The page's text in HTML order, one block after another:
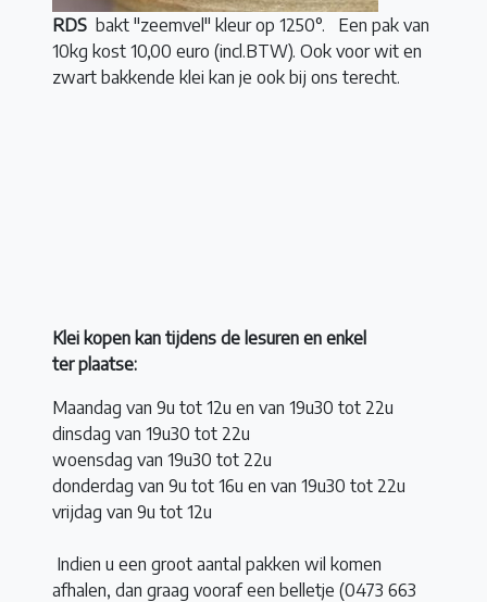
RDS bakt "zeemvel" kleur op 1250°. Een pak van
10kg kost 10,00 euro (incl.BTW). Ook voor wit en
zwart bakkende klei kan je ook bij ons terecht.
Klei kopen kan tijdens de lesuren en enkel
ter plaatse:
Maandag van 9u tot 12u en van 19u30 tot 22u
dinsdag van 19u30 tot 22u
woensdag van 19u30 tot 22u
donderdag van 9u tot 16u en van 19u30 tot 22u
vrijdag van 9u tot 12u
Indien u een groot aantal pakken wil komen
afhalen, dan graag vooraf een belletje (0473 663